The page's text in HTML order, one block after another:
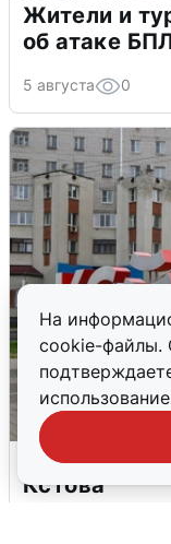
На
cookie-файлы.
Жители и
об атаке
5 августа 0
Грохот в
Кстова